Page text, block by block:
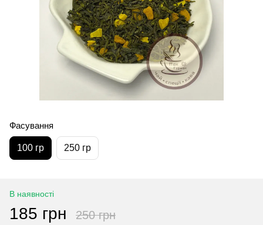
Фасування
100 гр 250 гр
В наявності
185 грн 250 грн